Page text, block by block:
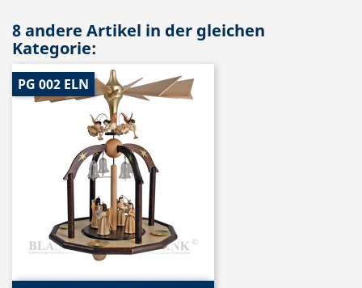
8 andere Artikel in der gleichen
Kategorie:
PG 002 ELN